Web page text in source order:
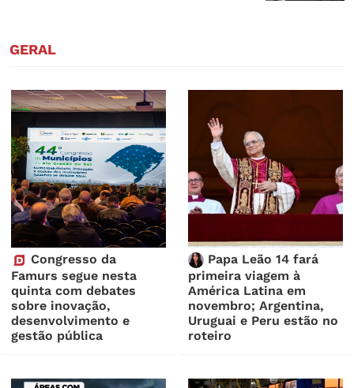
GERAL
Congresso da
Famurs segue nesta
quinta com debates
sobre inovação,
desenvolvimento e
gestão pública
Papa Leão 14 fará
primeira viagem à
América Latina em
novembro; Argentina,
Uruguai e Peru estão no
roteiro